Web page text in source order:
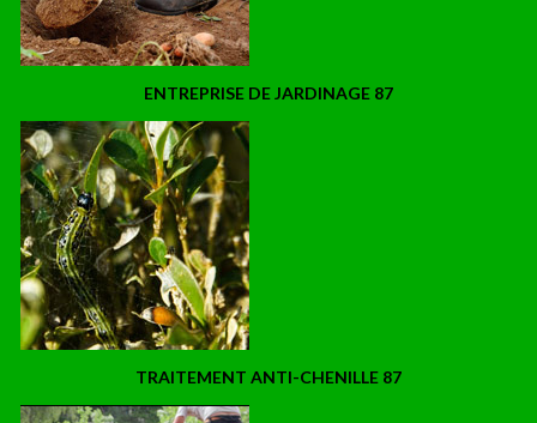
ENTREPRISE DE JARDINAGE 87
TRAITEMENT ANTI-CHENILLE 87